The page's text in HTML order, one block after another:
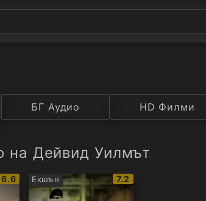
Рейтинг
БГ Аудио HD Филми
на Дейвид Уилмът
IMDb
рейтинг:
6.6 Екшън
IMDb
рейтинг:
7.2